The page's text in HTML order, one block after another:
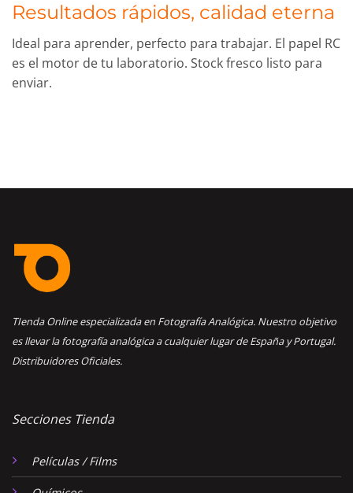
Resultados rápidos, calidad eterna
Ideal para aprender, perfecto para trabajar. El papel RC
es el motor de tu laboratorio. Stock fresco listo para
enviar.
TIenda Online especializada en Fotografía Analógica. Nuestro objetivo
es llevar la fotografía analógica a cualquier lugar de España y Portugal.
Distribuidores Oficiales.
Secciones Tienda
Películas / Films